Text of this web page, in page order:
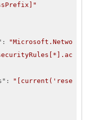
:
"Microsoft.Netwo
:
"[current('rese